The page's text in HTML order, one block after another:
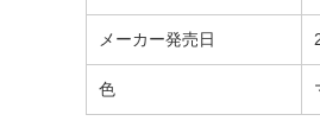
メーカー発売日
色